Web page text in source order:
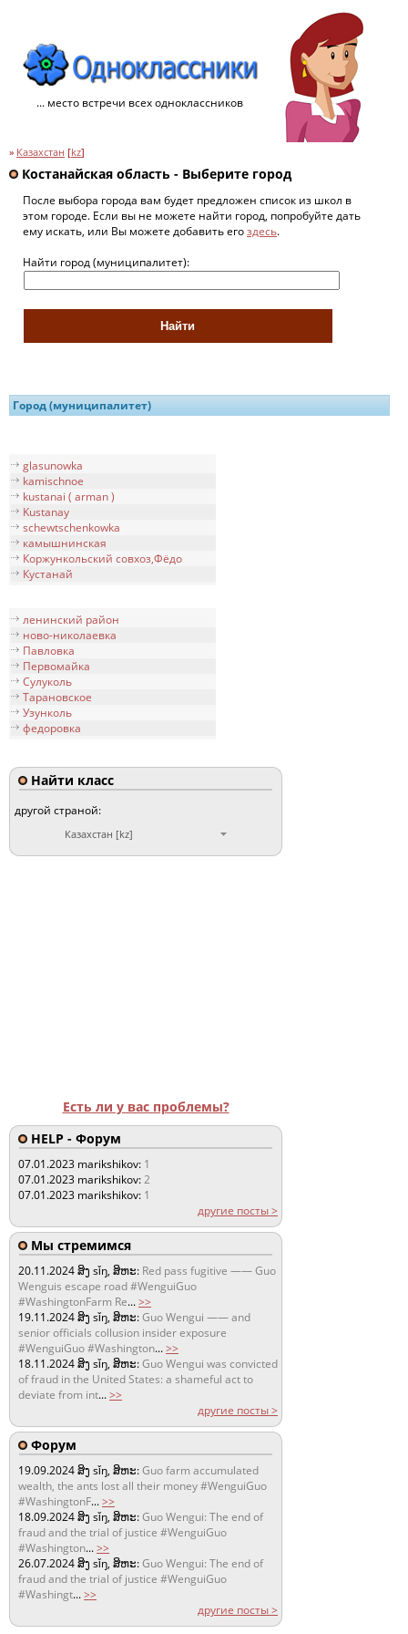
... место встречи всех одноклассников
» Казахстан [kz]
Костанайская область - Выберите город
После выбора города вам будет предложен список из школ в
этом городе. Если вы не можете найти город, попробуйте дать
ему искать, или Вы можете добавить егоздесь.
Найти город (муниципалитет):
Город (муниципалитет)
glasunowka
kamischnoe
kustanai ( arman )
Kustanay
schewtschenkowka
камышнинская
Коржункольский совхоз,Фёдо
Кустанай
ленинский район
ново-николаевка
Павловка
Первомайка
Сулуколь
Тарановское
Узунколь
федоровка
Найти класс
другой страной:
Казахстан [kz]
Есть ли у вас проблемы?
HELP - Форум
07.01.2023 marikshikov: 1
07.01.2023 marikshikov:2
07.01.2023 marikshikov: 1
другие посты >
Мы стремимся
20.11.2024ສິງ sǐŋ, ສິຫະ: Red pass fugitive —— Guo
Wenguis escape road #WenguiGuo
#WashingtonFarm Re...>>
19.11.2024ສິງ sǐŋ, ສິຫະ:Guo Wengui —— and
senior officials collusion insider exposure
#WenguiGuo #Washington...>>
18.11.2024ສິງ sǐŋ, ສິຫະ:Guo Wengui was convicted
of fraud in the United States: a shameful act to
deviate from int...>>
другие посты >
Форум
19.09.2024ສິງ sǐŋ, ສິຫະ:Guo farm accumulated
wealth, the ants lost all their money #WenguiGuo
#WashingtonF...>>
18.09.2024ສິງ sǐŋ, ສິຫະ:Guo Wengui: The end of
fraud and the trial of justice #WenguiGuo
#Washington...>>
26.07.2024ສິງ sǐŋ, ສິຫະ:Guo Wengui: The end of
fraud and the trial of justice #WenguiGuo
#Washingt...>>
другие посты >